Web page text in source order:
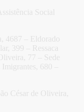
Social
4687 – Eldorado
399 – Ressaca
77 – Sede
680 –
César de Oliveira,